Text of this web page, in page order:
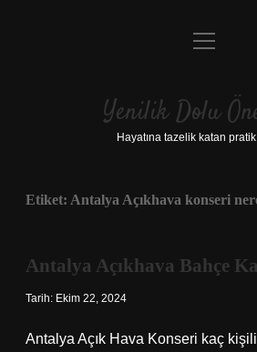
Anasayfa
Yasal Uyarı
menüyü
Yenilik Dolu
Hayatına tazelik katan
Etiket: Antalya Açıkhava konseri
Antalya Açıkhava Bahçe
Tarih: Ekim 22, 2024
Antalya Açık Hava Konseri kaç